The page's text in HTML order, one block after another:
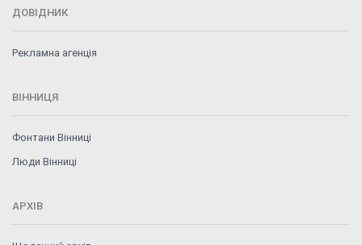
ДОВІДНИК
Рекламна агенція
ВІННИЦЯ
Фонтани Вінниці
Люди Вінниці
АРХІВ